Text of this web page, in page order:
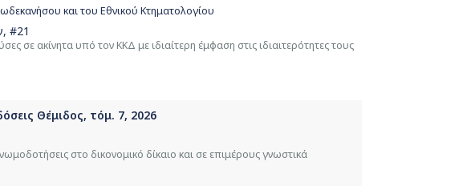
και του Εθνικού Κτηματολογίου
, #21
σε ακίνητα υπό τον ΚΚΔ με ιδιαίτερη έμφαση στις ιδιαιτερότητες τους
Θέμιδος, τόμ. 7, 2026
στο δικονομικό δίκαιο και σε επιμέρους γνωστικά